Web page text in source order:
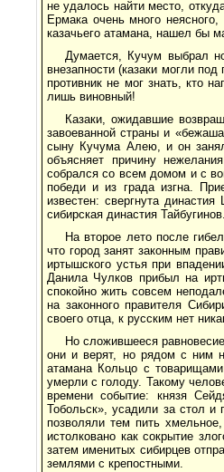
не удалось найти место,
Ермака очень много
казачьего атамана, нашел бы
Думается, Кучум выбрал
внезапности (казаки могли
противник не мог знать, кто
лишь виновный!
Казаки, ожидавшие
завоеванной страны и
сыну Кучума Алею, и он
объясняет причину
собрался со всем домом и с
победи и из града изгна.
известен: свергнута
сибирская династия
На второе лето после
что город занят законным
иртышского устья при
Данила Чулков прибыл на
спокойно жить совсем
на законного правителя
своего отца, к русским нет
Но сложившееся
они и верят, но рядом с ним
атамана Кольцо с
умерли с голоду. Такому
времени событие: князя
Тобольск», усадили за стол
позволяли тем пить
истолковано как сокрытие
затем именитых сибирцев
землями с крепостными.